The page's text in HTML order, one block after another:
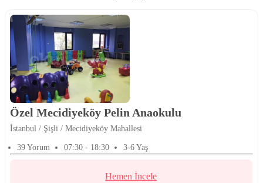
Özel Mecidiyeköy Pelin Anaokulu
İstanbul / Şişli / Mecidiyeköy Mahallesi
39 Yorum 07:30 - 18:30 3-6 Yaş
Hemen İncele